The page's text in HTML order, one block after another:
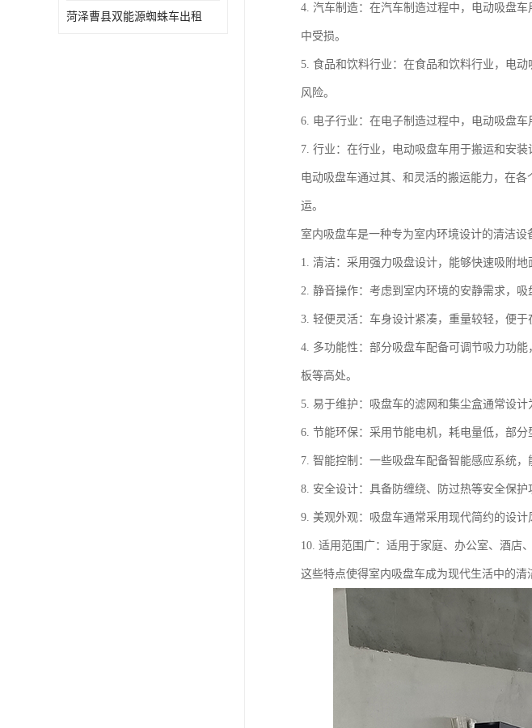
菏泽曹县双能源蜘蛛车出租
4. 汽车制造：在汽车制造过程中，电动吸盘
中受损。
5. 食品和饮料行业：在食品和饮料行业，电
风险。
6. 电子行业：在电子制造过程中，电动吸盘
7. 行业：在行业，电动吸盘车用于搬运和安
电动吸盘车通过其、和灵活的搬运能力，在
运。
室内吸盘车是一种专为室内环境设计的清洁设
1. 清洁：采用强力吸盘设计，能够快速吸附
2. 静音操作：考虑到室内环境的安静需求，
3. 轻便灵活：车身设计紧凑，重量较轻，便
4. 多功能性：部分吸盘车配备可调节吸力功
板等高处。
5. 易于维护：吸盘车的滤网和集尘盒通常设
6. 节能环保：采用节能电机，耗电量低，部分
7. 智能控制：一些吸盘车配备智能感应系统
8. 安全设计：具备防缠绕、防过热等安全保护
9. 美观外观：吸盘车通常采用现代简约的设
10. 适用范围广：适用于家庭、办公室、酒店
这些特点使得室内吸盘车成为现代生活中的清